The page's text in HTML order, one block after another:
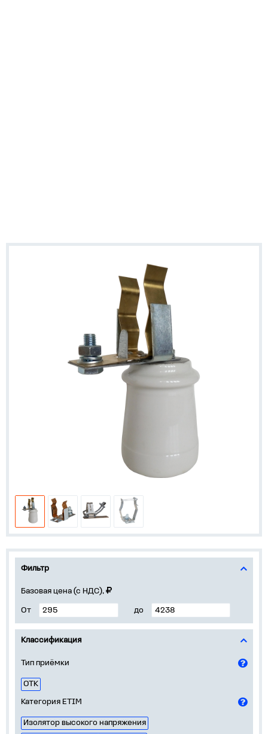
Фильтр
Базовая цена (с НДС),
От до
Классификация
Тип приёмки
ОТК
Категория ETIM
Изолятор высокого напряжения